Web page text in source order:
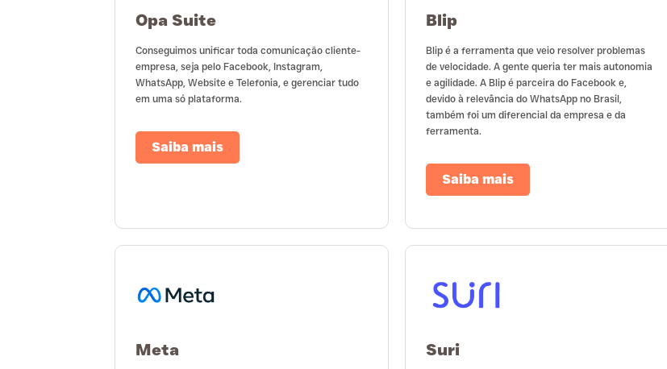
Opa Suite
Conseguimos unificar toda comunicação cliente-
empresa, seja pelo Facebook, Instagram,
WhatsApp, Website e Telefonia, e gerenciar tudo
em uma só plataforma.
Saiba mais
Blip
Blip é a ferramenta que veio resolver problemas
de velocidade. A gente queria ter mais autonomia
e agilidade. A Blip é parceira do Facebook e,
devido à relevância do WhatsApp no Brasil,
também foi um diferencial da empresa e da
ferramenta.
Saiba mais
Meta Suri